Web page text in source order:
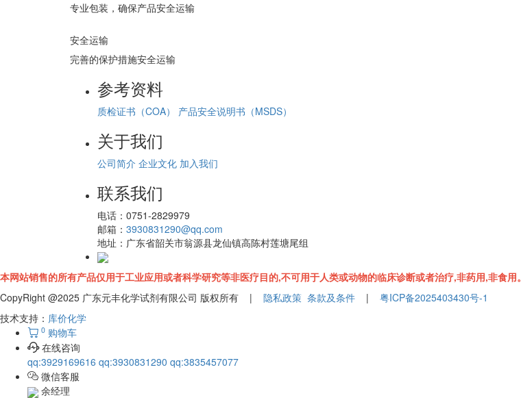
专业包装，确保产品安全运输
安全运输
完善的保护措施安全运输
参考资料
质检证书（COA） 产品安全说明书（MSDS）
关于我们
公司简介 企业文化 加入我们
联系我们
电话： 0751-2829979
邮箱： 3930831290@qq.com
地址： 广东省韶关市翁源县龙仙镇高陈村莲塘尾组
本网站销售的所有产品仅用于工业应用或者科学研究等非医疗目的,不可用于人类或动物的临床诊断或者治疗,非药用,非食用。
CopyRight @2025 广东元丰化学试剂有限公司 版权所有 | 隐私政策 条款及条件 | 粤ICP备2025403430号-1
技术支持： 库价化学
0 购物车
在线咨询
qq:3929169616 qq:3930831290 qq:3835457077
微信客服
余经理